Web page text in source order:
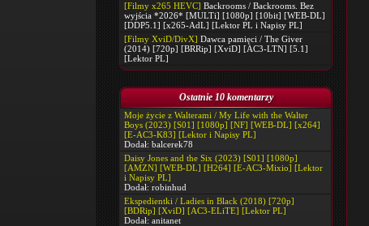
[Filmy x265 HEVC] Backrooms / Backrooms. Bez
wyjścia *2026* [MULTi] [1080p] [10bit] [WEB-DL]
[DDP5.1] [x265-AdL] [Lektor PL i Napisy PL]
[Filmy XviD/DivX] Dawca pamięci / The Giver
(2014) [720p] [BRRip] [XviD] [AC3-LTN] [5.1]
[Lektor PL]
Ostatnie 10 komentarzy
Moje życie z Walterami / My Life with the Walter
Boys (2023) [S01] [1080p] [NF] [WEB-DL] [x264]
[E-AC3-K83] [Lektor i Napisy PL]
Dodał: balcerek78
Daisy Jones and the Six (2023) [S01] [1080p]
[AMZN] [WEB-DL] [H264] [E-AC3-Mixio] [Lektor
i Napisy PL]
Dodał: robinhud
Ekspedientki / Ladies in Black (2018) [720p]
[BDRip] [XviD] [AC3-ELiTE] [Lektor PL]
Dodał: anitanet